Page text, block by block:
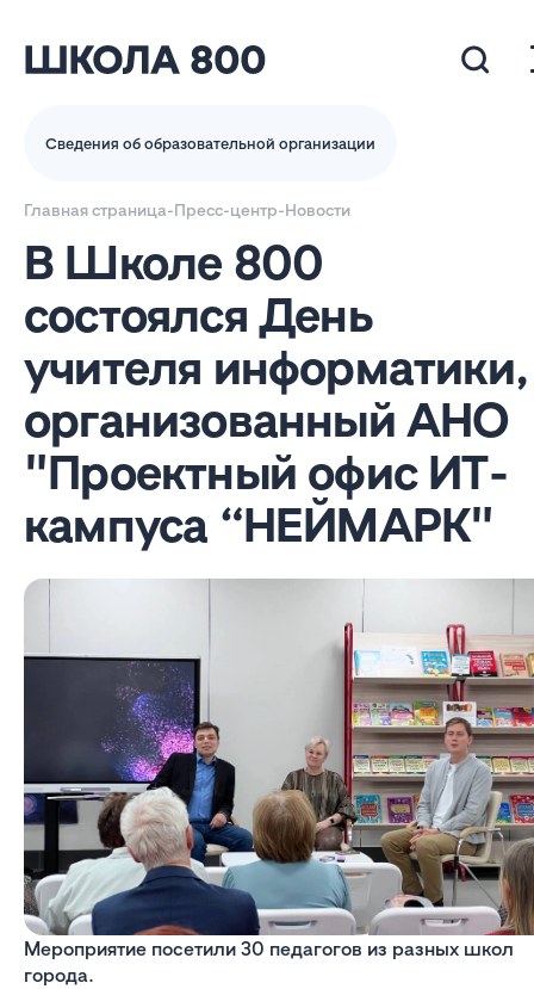
Сведения об образовательной организации
Главная страница-Пресс-центр-Новости
В Школе 800
состоялся День
учителя информатики,
организованный АНО
"Проектный офис ИТ-
кампуса “НЕЙМАРК"
Мероприятие посетили 30 педагогов из разных школ
города.